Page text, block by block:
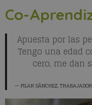
Co-
Apuesta por las
Tengo una edad
cero, me dan
PILAR SÁNCHEZ,